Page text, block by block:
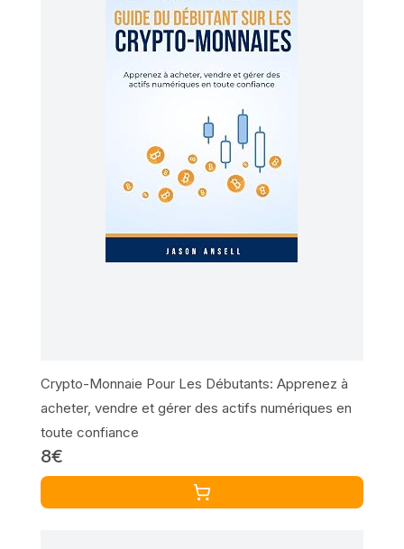
Crypto-Monnaie Pour Les Débutants: Apprenez à
acheter, vendre et gérer des actifs numériques en
toute confiance
8€